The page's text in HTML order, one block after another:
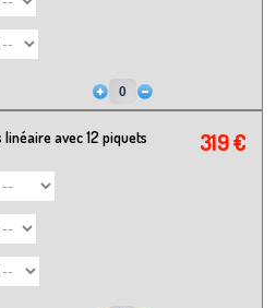
linéaire avec 12 piquets
319 €